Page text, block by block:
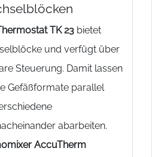
TK 23 bietet
und verfügt über
Steuerung. Damit lassen
Gefäßformate parallel
abarbeiten.
AccuTherm